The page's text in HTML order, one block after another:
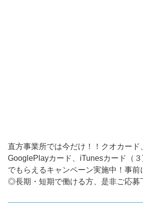
直方事業所では今だけ！！クオカード
GooglePlayカード、iTunesカード（
でもらえるキャンペーン実施中！事前
◎長期・短期で働ける方、是非ご応募